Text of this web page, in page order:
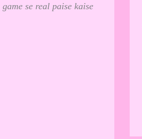
se real paise kaise